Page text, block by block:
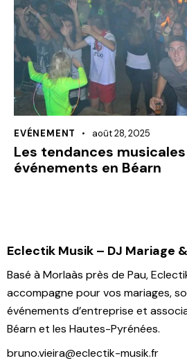
EVÉNEMENT août 28, 2025
Les tendances
événements en Béarn
Eclectik Musik – DJ Mariage
Basé à Morlaàs près de Pau,
accompagne pour vos mariages,
événements d’entreprise et
Béarn et les Hautes-Pyrénées.
bruno.vieira@eclectik-musik.fr